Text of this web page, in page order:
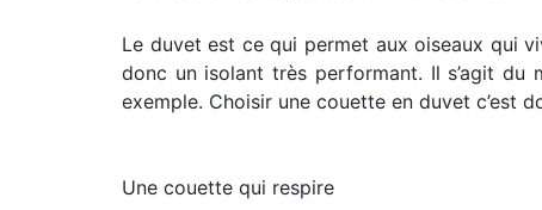
Le duvet est ce qui permet aux oiseaux qui
donc un isolant très performant. Il s’agit du
exemple. Choisir une couette en duvet c’est
Une couette qui respire